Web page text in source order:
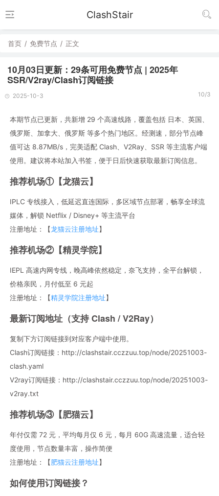
ClashStair
首页 / 免费节点 / 正文
10月03日更新：29条可用免费节点 | 2025年
SSR/V2ray/Clash订阅链接
2025-10-3 10/3
本期节点已更新，共新增 29 个高速线路，覆盖包括 日本、英国、
俄罗斯、加拿大、俄罗斯 等多个热门地区。经测速，部分节点峰
值可达 8.87MB/s，完美适配 Clash、V2Ray、SSR 等主流客户端
使用。建议将本站加入书签，便于日后快速获取最新订阅信息。
推荐机场①【龙猫云】
IPLC 专线接入，低延迟直连国际，多区域节点部署，畅享全球流
媒体，解锁 Netflix / Disney+ 等主流平台
注册地址：【龙猫云注册地址】
推荐机场②【精灵学院】
IEPL 高速内网专线，晚高峰依然稳定，奈飞支持，全平台解锁，
价格亲民，月付低至 6 元起
注册地址：【精灵学院注册地址】
最新订阅地址（支持 Clash / V2Ray）
复制下方订阅链接到对应客户端中使用。
Clash订阅链接：http://clashstair.cczzuu.top/node/20251003-
clash.yaml
V2ray订阅链接：http://clashstair.cczzuu.top/node/20251003-
v2ray.txt
推荐机场③【肥猫云】
年付仅需 72 元，平均每月仅 6 元，每月 60G 高速流量，适合轻
度使用，节点数量丰富，操作简便
注册地址：【肥猫云注册地址】
如何使用订阅链接？